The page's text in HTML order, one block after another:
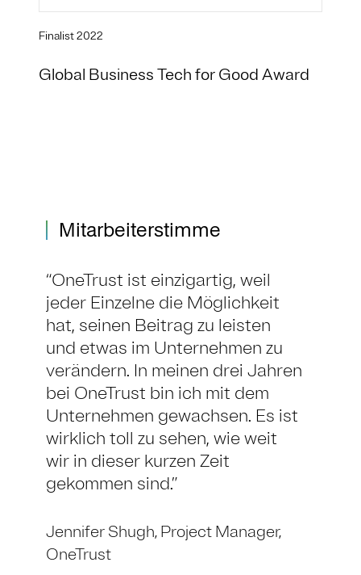
Finalist 2022
Global Business Tech for Good Award
Mitarbeiterstimme
OneTrust ist einzigartig, weil
jeder Einzelne die Möglichkeit
hat, seinen Beitrag zu leisten
und etwas im Unternehmen zu
verändern. In meinen drei Jahren
bei OneTrust bin ich mit dem
Unternehmen gewachsen. Es ist
wirklich toll zu sehen, wie weit
wir in dieser kurzen Zeit
gekommen sind.
Jennifer Shugh, Project Manager,
OneTrust